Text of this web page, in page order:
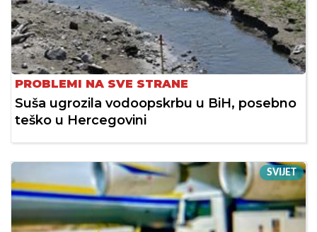
PROBLEMI NA SVE STRANE
Suša ugrozila vodoopskrbu u BiH, posebno
teško u Hercegovini
SVIJET